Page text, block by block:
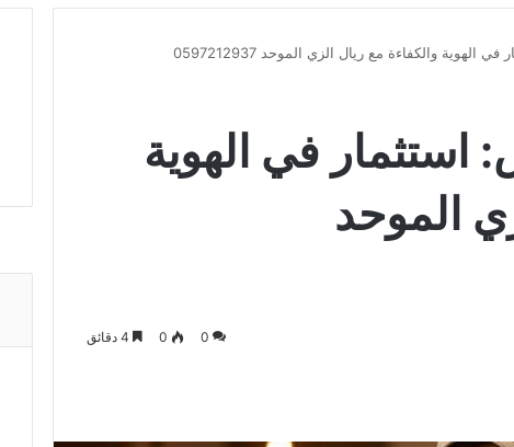
والكفاءة مع ريال الزي الموحد 0597212937
استثمار في الهوية
الموحد
0
0